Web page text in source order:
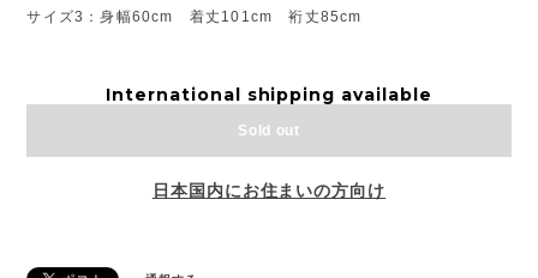
サイズ3：身幅60cm 着丈101cm 裄丈85cm
International shipping available
Sold out
日本国内にお住まいの方向け